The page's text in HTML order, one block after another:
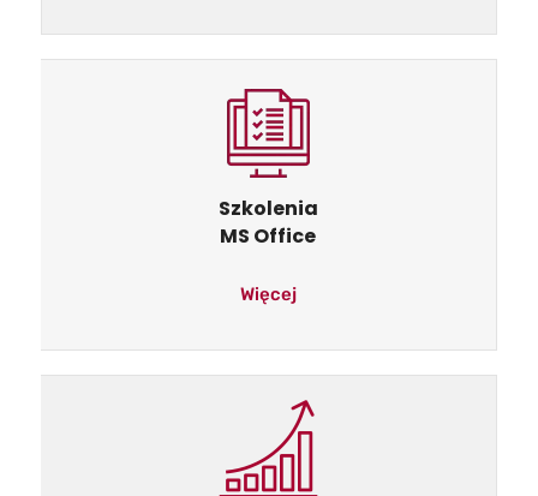
Szkolenia
MS Office
Więcej